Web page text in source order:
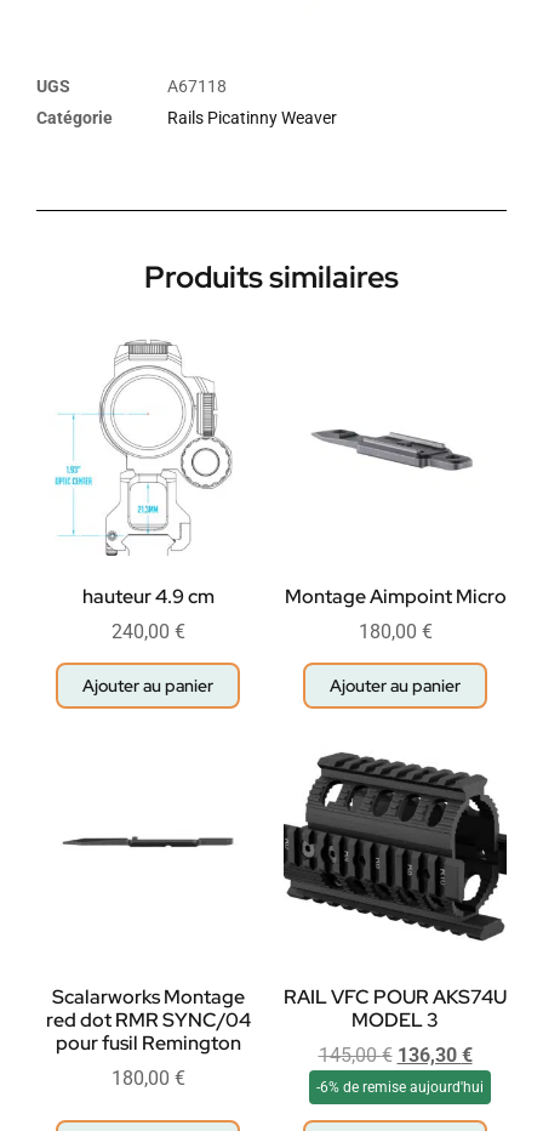
UGS
A67118
Catégorie
Rails Picatinny Weaver
Produits similaires
hauteur 4.9 cm
240,00 €
Ajouter au panier
Montage Aimpoint Micro
180,00 €
Ajouter au panier
Scalarworks Montage
red dot RMR SYNC/04
pour fusil Remington
180,00 €
RAIL VFC POUR AKS74U
MODEL 3
145,00€ 136,30 €
-6% de remise aujourd'hui